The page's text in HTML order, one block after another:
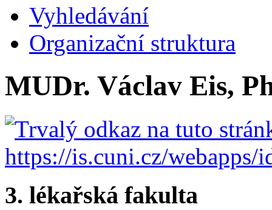
Vyhledávání
Organizační struktura
MUDr. Václav Eis,
3. lékařská fakulta